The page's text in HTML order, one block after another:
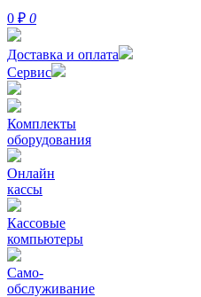
0 ₽ 0
Доставка и оплата
Сервис
Комплекты
оборудования
Онлайн
кассы
Кассовые
компьютеры
Само-
обслуживание